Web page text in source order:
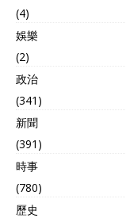
(4)
娛樂
(2)
政治
(341)
新聞
(391)
時事
(780)
歷史